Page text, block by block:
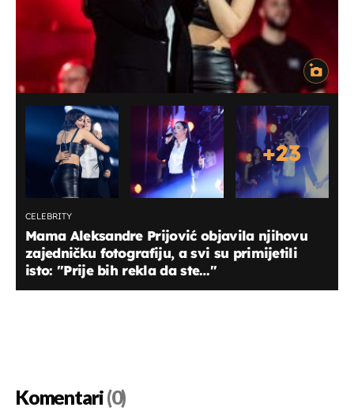
+23
CELEBRITY
Mama Aleksandre Prijović objavila njihovu
zajedničku fotografiju, a svi su primijetili
isto: "Prije bih rekla da ste…"
Komentari(0)